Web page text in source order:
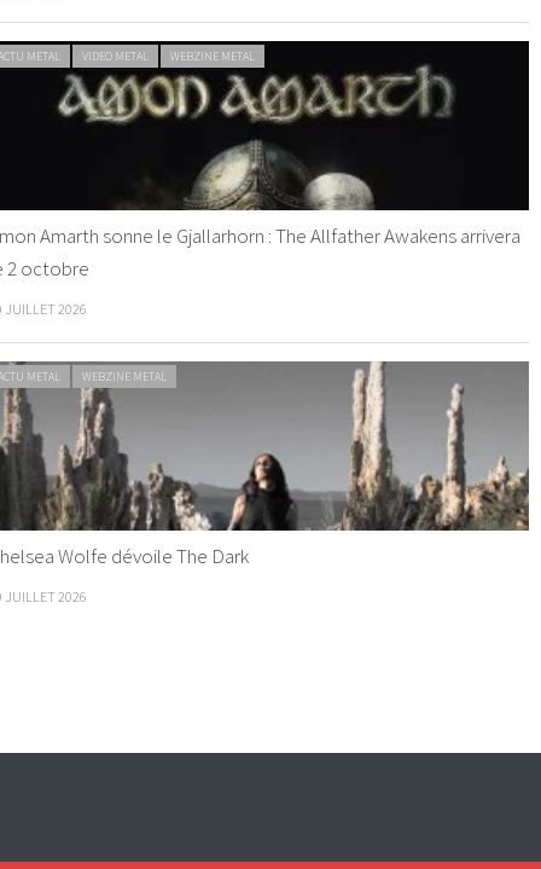
METAL VIDEO METAL WEBZINE METAL
Amarth sonne le Gjallarhorn : The Allfather Awakens arrivera
2 octobre
JUILLET 2026
METAL WEBZINE METAL
Wolfe dévoile The Dark
JUILLET 2026